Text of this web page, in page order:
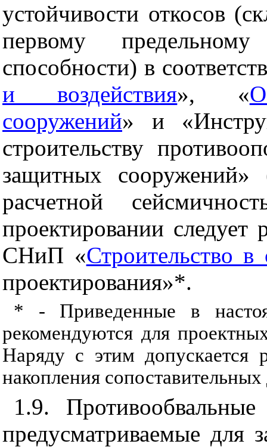
устойчивости откосов
первому
способности) в
и воздействия», «
сооружений» и
строительству
защитных
расчетной
проектировании следует
СНиП «Строительство
проектирования»*.
* - Приведенные в
рекомендуются для
Наряду с этим
накопления
1.9.
предусматриваемые для